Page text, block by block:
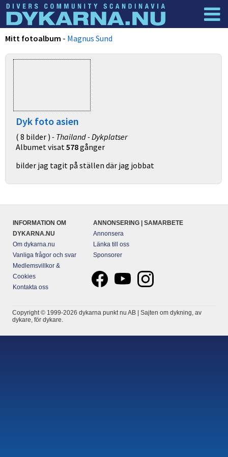
Dyknyheter
Mitt fotoalbum - Magnus Sund
Dyk foto asien
( 8 bilder ) - Thailand - Dykplatser
Albumet visat578gånger
bilder jag tagit på ställen där jag jobbat
INFORMATION OM
DYKARNA.NU
Om dykarna.nu
Vanliga frågor och svar
Medlemsvillkor &
Cookies
Kontakta oss
ANNONSERING | SAMARBETE
Annonsera
Länka till oss
Sponsorer
Copyright © 1999-2026 dykarna punkt nu AB | Sajten om dykning, av
dykare, för dykare.